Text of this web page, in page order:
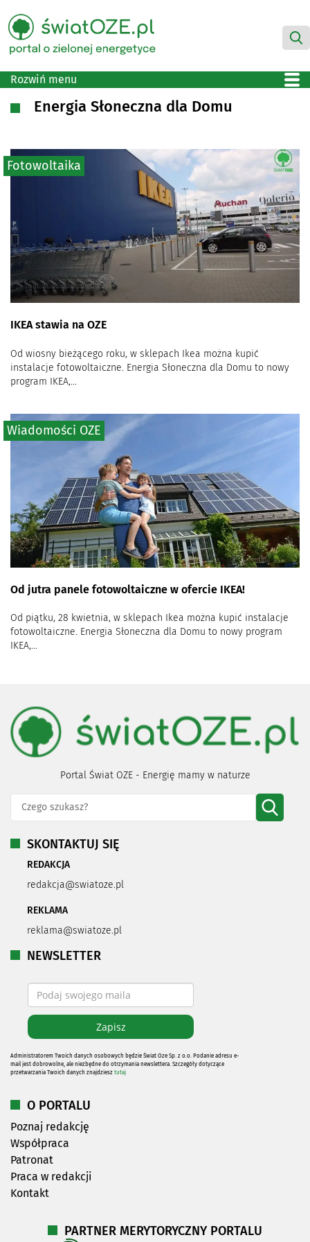
Rozwiń menu
Energia Słoneczna dla Domu
IKEA stawia na OZE
Od wiosny bieżącego roku, w sklepach Ikea można kupić
instalacje fotowoltaiczne. Energia Słoneczna dla Domu to nowy
program IKEA,...
Fotowoltaika
Od jutra panele fotowoltaiczne w ofercie IKEA!
Od piątku, 28 kwietnia, w sklepach Ikea można kupić instalacje
fotowoltaiczne. Energia Słoneczna dla Domu to nowy program
IKEA,...
Wiadomości OZE
Portal Świat OZE - Energię mamy w naturze
SKONTAKTUJ SIĘ
REDAKCJA
redakcja@swiatoze.pl
REKLAMA
reklama@swiatoze.pl
NEWSLETTER
Administratorem Twoich danych osobowych będzie Świat Oze Sp. z o.o. Podanie adresu e-
mail jest dobrowolne, ale niezbędne do otrzymania newslettera. Szczegóły dotyczące
przetwarzania Twoich danych znajdziesz tutaj
O PORTALU
Poznaj redakcję
Współpraca
Patronat
Praca w redakcji
Kontakt
PARTNER MERYTORYCZNY PORTALU